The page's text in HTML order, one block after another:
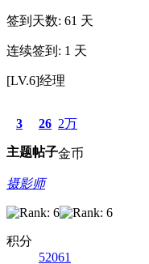
签到天数: 61 天
连续签到: 1 天
[LV.6]经理
3
主题
26
帖子
2万
金币
摄影师
积分
52061